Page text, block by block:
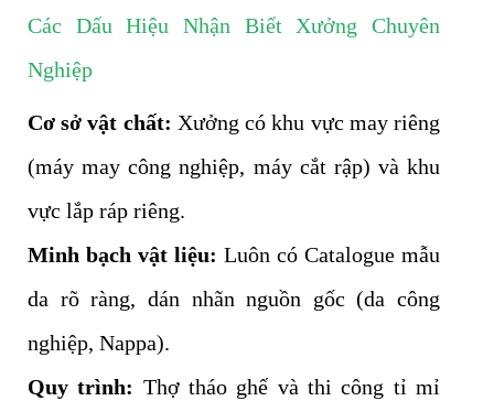
Các Dấu Hiệu Nhận Biết Xưởng Chuyên
Nghiệp
Cơ sở vật chất: Xưởng có khu vực may riêng
(máy may công nghiệp, máy cắt rập) và khu
vực lắp ráp riêng.
Minh bạch vật liệu: Luôn có Catalogue mẫu
da rõ ràng, dán nhãn nguồn gốc (da công
nghiệp, Nappa).
Quy trình: Thợ tháo ghế và thi công tỉ mỉ